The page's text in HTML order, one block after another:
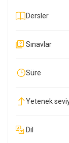
Dersler
Sınavlar
Süre
Yetenek
Dil